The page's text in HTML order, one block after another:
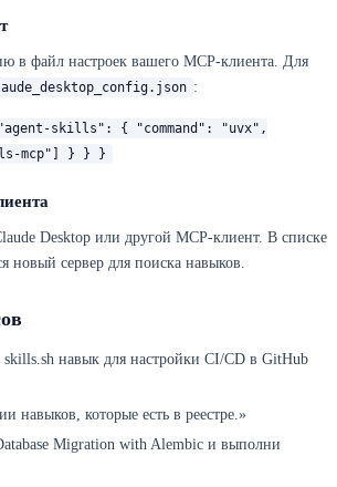
в файл настроек вашего MCP-клиента. Для
:
skills": { "command": "uvx",
mcp"] } } }
Desktop или другой MCP-клиент. В списке
новый сервер для поиска навыков.
skills.sh навык для настройки CI/CD в GitHub
навыков, которые есть в реестре.»
Migration with Alembic и выполни